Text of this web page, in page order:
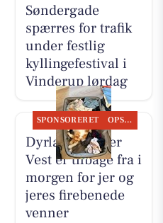
Søndergade
spærres for trafik
under festlig
kyllingefestival i
Vinderup lørdag
SPONSORERET OPSLAGSTAVLEN
Dyrlæge Center
Vest er tilbage fra i
morgen for jer og
jeres firebenede
venner